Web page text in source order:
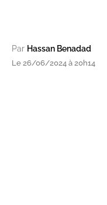
Par Hassan Benadad
Le 26/06/2024 à 20h14